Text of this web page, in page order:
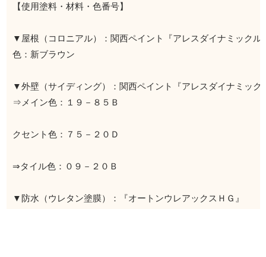
【使用塗料・材料・色番号】
▼屋根（コロニアル）：関西ペイント『アレスダイナミック
色：新ブラウン
▼外壁（サイディング）：関西ペイント『アレスダイナミック
⇒メイン色：１９－８５Ｂ
クセント色：７５－２０Ｄ
⇒タイル色：０９－２０Ｂ
▼防水（ウレタン塗膜）：『オートンウレアックスＨＧ』